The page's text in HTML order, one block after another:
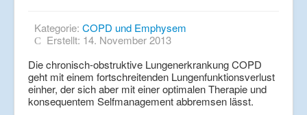
Kategorie: COPD und Emphysem
Erstellt: 14. November 2013
Die chronisch-obstruktive Lungenerkrankung COPD
geht mit einem fortschreitenden Lungenfunktionsverlust
einher, der sich aber mit einer optimalen Therapie und
konsequentem Selfmanagement abbremsen lässt.